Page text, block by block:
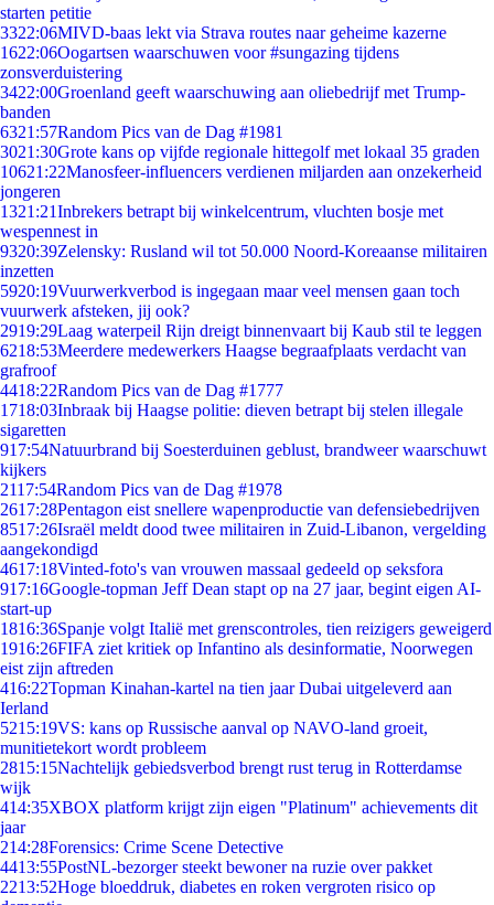
starten petitie
3322:06MIVD-baas lekt via Strava routes naar geheime kazerne
1622:06Oogartsen waarschuwen voor #sungazing tijdens
zonsverduistering
3422:00Groenland geeft waarschuwing aan oliebedrijf met Trump-
banden
6321:57Random Pics van de Dag #1981
3021:30Grote kans op vijfde regionale hittegolf met lokaal 35 graden
10621:22Manosfeer-influencers verdienen miljarden aan onzekerheid
jongeren
1321:21Inbrekers betrapt bij winkelcentrum, vluchten bosje met
wespennest in
9320:39Zelensky: Rusland wil tot 50.000 Noord-Koreaanse militairen
inzetten
5920:19Vuurwerkverbod is ingegaan maar veel mensen gaan toch
vuurwerk afsteken, jij ook?
2919:29Laag waterpeil Rijn dreigt binnenvaart bij Kaub stil te leggen
6218:53Meerdere medewerkers Haagse begraafplaats verdacht van
grafroof
4418:22Random Pics van de Dag #1777
1718:03Inbraak bij Haagse politie: dieven betrapt bij stelen illegale
sigaretten
917:54Natuurbrand bij Soesterduinen geblust, brandweer waarschuwt
kijkers
2117:54Random Pics van de Dag #1978
2617:28Pentagon eist snellere wapenproductie van defensiebedrijven
8517:26Israël meldt dood twee militairen in Zuid-Libanon, vergelding
aangekondigd
4617:18Vinted-foto's van vrouwen massaal gedeeld op seksfora
917:16Google-topman Jeff Dean stapt op na 27 jaar, begint eigen AI-
start-up
1816:36Spanje volgt Italië met grenscontroles, tien reizigers geweigerd
1916:26FIFA ziet kritiek op Infantino als desinformatie, Noorwegen
eist zijn aftreden
416:22Topman Kinahan-kartel na tien jaar Dubai uitgeleverd aan
Ierland
5215:19VS: kans op Russische aanval op NAVO-land groeit,
munitietekort wordt probleem
2815:15Nachtelijk gebiedsverbod brengt rust terug in Rotterdamse
wijk
414:35XBOX platform krijgt zijn eigen "Platinum" achievements dit
jaar
214:28Forensics: Crime Scene Detective
4413:55PostNL-bezorger steekt bewoner na ruzie over pakket
2213:52Hoge bloeddruk, diabetes en roken vergroten risico op